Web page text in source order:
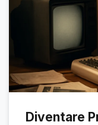
Diventare